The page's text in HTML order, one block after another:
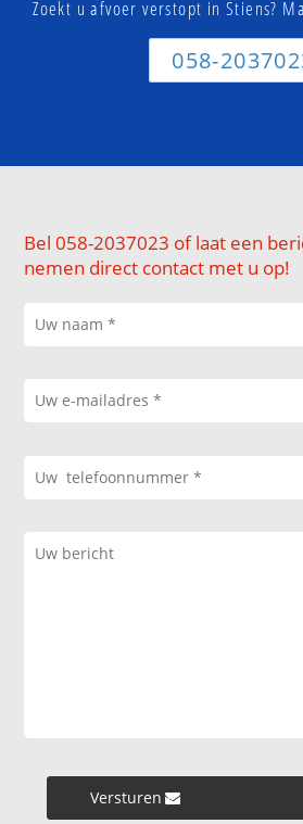
Zoekt u afvoer verstopt in Stiens?
058-
Bel 058-2037023 of laat een
nemen direct contact met u op!
Versturen »